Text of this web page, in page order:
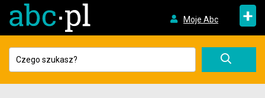
Moje Abc +